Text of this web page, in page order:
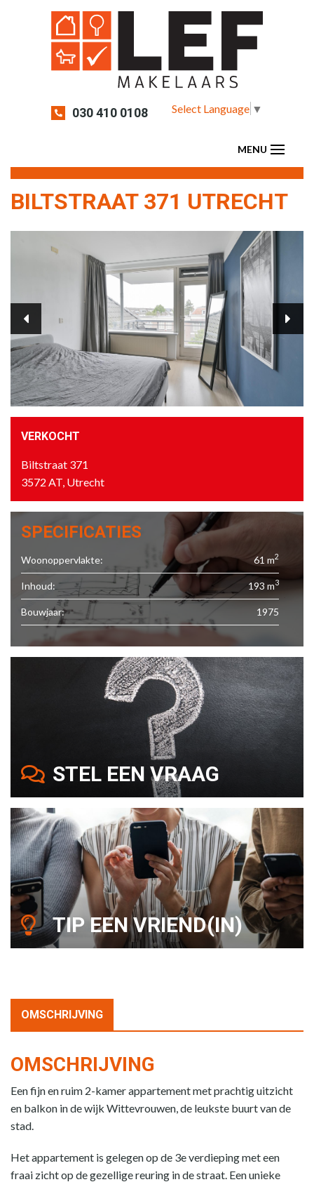
030 410 0108 Select Language ▼
BILTSTRAAT 371 UTRECHT
VERKOCHT
Biltstraat 371
3572 AT, Utrecht
SPECIFICATIES
Woonoppervlakte: 61 m2
Inhoud: 193 m3
Bouwjaar: 1975
STEL EEN VRAAG
TIP EEN VRIEND(IN)
OMSCHRIJVING
OMSCHRIJVING
Een fijn en ruim 2-kamer appartement met prachtig uitzicht
en balkon in de wijk Wittevrouwen, de leukste buurt van de
stad.
Het appartement is gelegen op de 3e verdieping met een
fraai zicht op de gezellige reuring in de straat. Een unieke